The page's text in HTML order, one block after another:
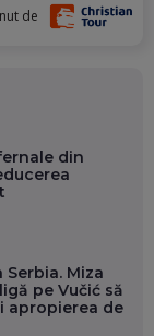
de
din
Miza
pe Vučić să
apropierea de